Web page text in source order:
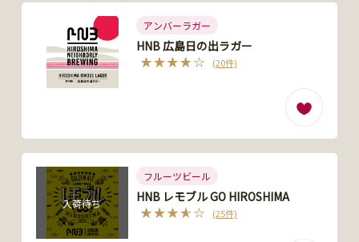
アンバーラガー
HNB 広島日の出ラガー
(20件)
入荷待ち
フルーツビール
HNB レモブル GO HIROSHIMA
(25件)